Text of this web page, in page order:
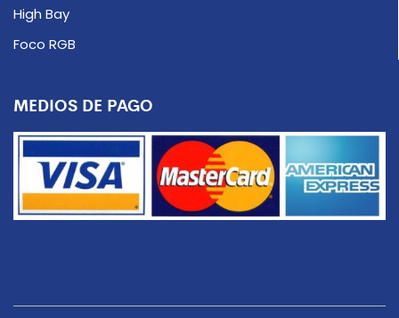
High Bay
Foco RGB
MEDIOS DE PAGO